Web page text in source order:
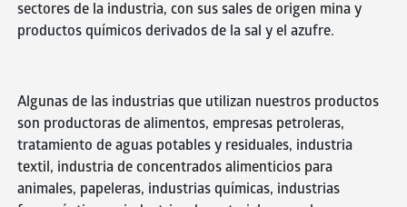
sectores de la industria, con sus sales de origen mina y
productos químicos derivados de la sal y el azufre.
Algunas de las industrias que utilizan nuestros productos
son productoras de alimentos, empresas petroleras,
tratamiento de aguas potables y residuales, industria
textil, industria de concentrados alimenticios para
animales, papeleras, industrias químicas, industrias
Yuqori
koeffitsientlar
va
tezkor
ro‘yxatdan